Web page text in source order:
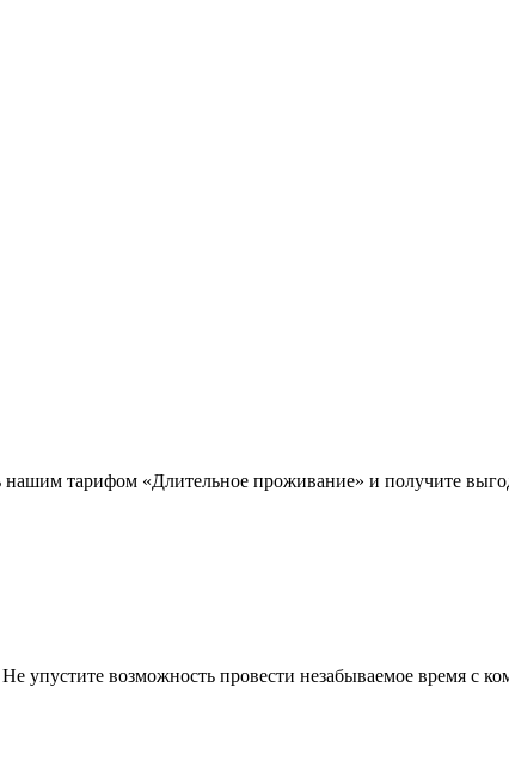
нашим тарифом «Длительное проживание» и получите
упустите возможность провести незабываемое время с